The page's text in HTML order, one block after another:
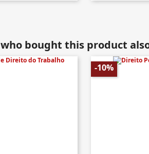
bought this product
-10%